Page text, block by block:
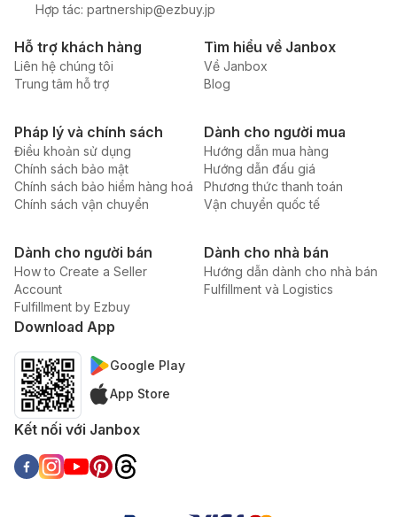
Hợp tác: partnership@ezbuy.jp
Hỗ trợ khách hàng
Liên hệ chúng tôi
Trung tâm hỗ trợ
Tìm hiểu về Janbox
Về Janbox
Blog
Pháp lý và chính sách
Điều khoản sử dụng
Chính sách bảo mật
Chính sách bảo hiểm hàng hoá
Chính sách vận chuyển
Dành cho người mua
Hướng dẫn mua hàng
Hướng dẫn đấu giá
Phương thức thanh toán
Vận chuyển quốc tế
Dành cho người bán
How to Create a Seller
Account
Fulfillment by Ezbuy
Dành cho nhà bán
Hướng dẫn dành cho nhà bán
Fulfillment và Logistics
Download App
Google Play
App Store
Kết nối với Janbox